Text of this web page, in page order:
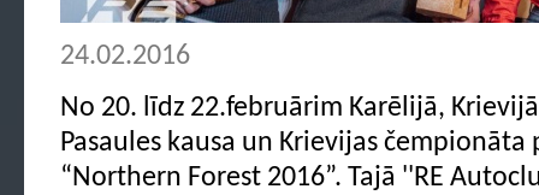
24.02.2016
No 20. līdz 22.februārim Karēlijā,
Pasaules kausa un Krievijas
“Northern Forest 2016”. Tajā ''RE